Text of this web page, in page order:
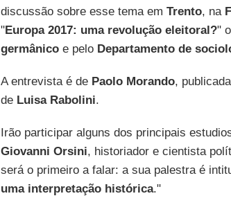
discussão sobre esse tema em Trento, na
"Europa 2017: uma revolução eleitoral?"
germânicoe pelo Departamento de
A entrevista é de Paolo Morando,
de Luisa Rabolini.
Irão participar alguns dos principais
Giovanni Orsini, historiador e cientista
será o primeiro a falar: a sua palestra é
uma interpretação histórica."